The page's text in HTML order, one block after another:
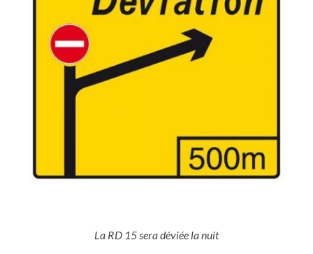
La RD 15 sera déviée la nuit